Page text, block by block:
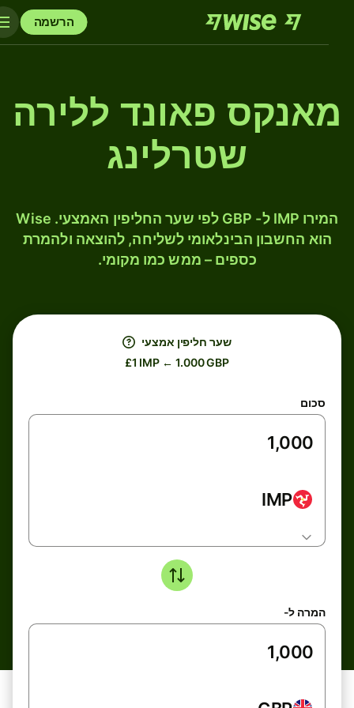
הרשמה
מאנקס פאונד ללירה
שטרלינג
המירו IMP ל- GBP לפי שער החליפין האמצעי. Wise
הוא החשבון הבינלאומי לשליחה, להוצאה ולהמרת
כספים – ממש כמו מקומי.
שער חליפין אמצעי
£1 IMP ← 1.000 GBP
סכום
IMP
המרה ל-